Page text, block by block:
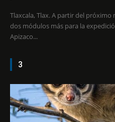
Tlaxcala, Tlax. A partir del próximo
dos módulos más para la
Apizaco...
3